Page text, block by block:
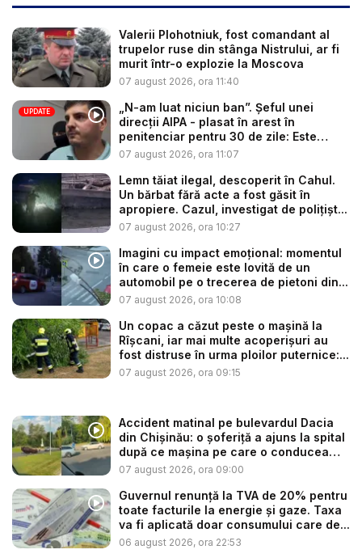
Valerii Plohotniuk, fost comandant al
trupelor ruse din stânga Nistrului, ar fi
murit într-o explozie la Moscova
07 august 2026, ora 11:40
UPDATE
„N-am luat niciun ban”. Șeful unei
direcții AIPA - plasat în arest în
penitenciar pentru 30 de zile: Este
cerc...
07 august 2026, ora 11:07
Lemn tăiat ilegal, descoperit în Cahul.
Un bărbat fără acte a fost găsit în
apropiere. Cazul, investigat de polițișt...
07 august 2026, ora 10:27
Imagini cu impact emoțional: momentul
în care o femeie este lovită de un
automobil pe o trecerea de pietoni din...
07 august 2026, ora 10:08
Un copac a căzut peste o mașină la
Rîșcani, iar mai multe acoperișuri au
fost distruse în urma ploilor puternice:...
07 august 2026, ora 09:15
Accident matinal pe bulevardul Dacia
din Chișinău: o șoferiță a ajuns la spital
după ce mașina pe care o conducea
s-...
07 august 2026, ora 09:00
Guvernul renunță la TVA de 20% pentru
toate facturile la energie și gaze. Taxa
va fi aplicată doar consumului care de...
06 august 2026, ora 22:53